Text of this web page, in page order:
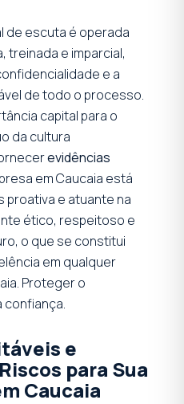
de escuta é operada
treinada e imparcial,
e a
de todo o processo.
capital para o
da cultura
evidências
em Caucaia está
proativa e atuante na
ético, respeitoso e
o que se constitui
em qualquer
Proteger o
confiança.
e
para Sua
Caucaia